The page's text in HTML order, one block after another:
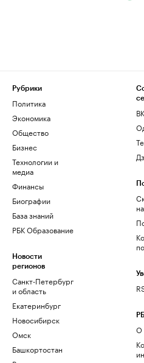
Рубрики
Политика
Экономика
Общество
Бизнес
Технологии и
медиа
Финансы
Биографии
База знаний
РБК Образование
Новости
регионов
Санкт-Петербург
и область
Екатеринбург
Новосибирск
Омск
Башкортостан
О